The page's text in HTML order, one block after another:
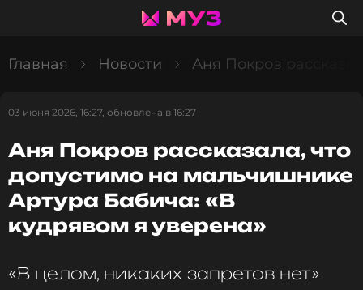
Главная Новости Аня Покров
03 июня 2026, 16:27, обновлена в 16:27
Аня Покров рассказала, что
допустимо на мальчишнике
Артура Бабича: «В
кудрявом я уверена»
«В целом, никаких запретов нет»